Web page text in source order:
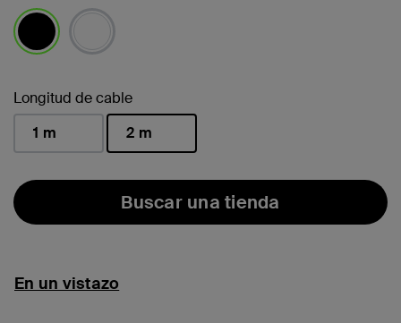
Longitud de cable
1 m
2 m
Buscar una tienda
En un vistazo